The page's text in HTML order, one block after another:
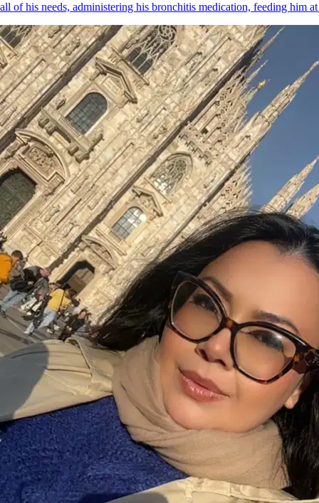
AyanPomerania
AylaPomerania
LeoCat
all of his needs, administering his bronchitis medication, feeding him